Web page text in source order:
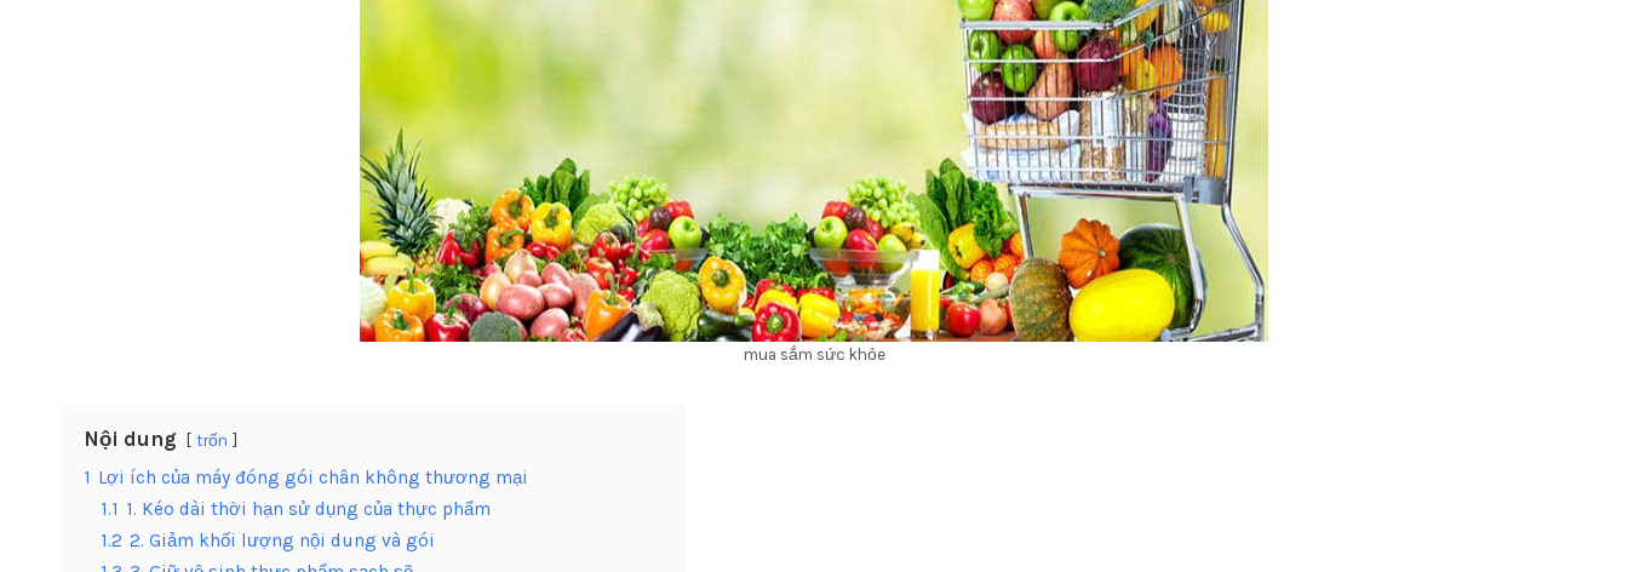
mua sắm sức khỏe
Nội dung trốn
1 Lợi ích của máy đóng gói chân không thương mại
1.1 1. Kéo dài thời hạn sử dụng của thực phẩm
1.2 2. Giảm khối lượng nội dung và gói